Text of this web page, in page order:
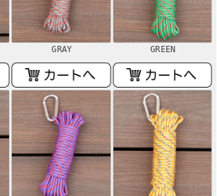
GRAY GREEN